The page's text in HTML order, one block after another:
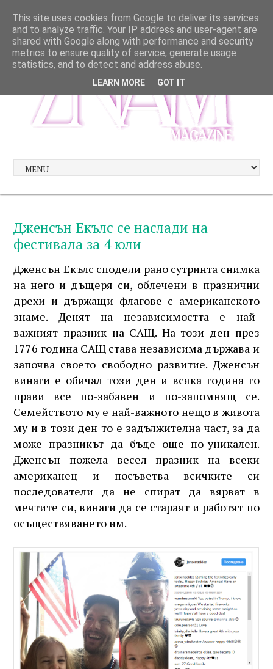
Дженсън Екълс се наслади на
фестивала за 4 юли
Дженсън Екълс сподели рано сутринта снимка
на него и дъщеря си, облечени в празнични
дрехи и държащи флагове с американското
знаме. Денят на независимостта е най-
важният празник на САЩ. На този ден през
1776 година САЩ става независима държава и
започва своето свободно развитие. Дженсън
винаги е обичал този ден и всяка година го
прави все по-забавен и по-запомнящ се.
Семейството му е най-важното нещо в живота
му и в този ден то е задължителна част, за да
може празникът да бъде още по-уникален.
Дженсън пожела весел празник на всеки
американец и посъветва всичките си
последователи да не спират да вярват в
мечтите си, винаги да се стараят и работят по
осъществяването им.
This site uses cookies from Google to deliver its services
and to analyze traffic. Your IP address and user-agent are
shared with Google along with performance and security
metrics to ensure quality of service, generate usage
statistics, and to detect and address abuse.
LEARN MORE GOT IT